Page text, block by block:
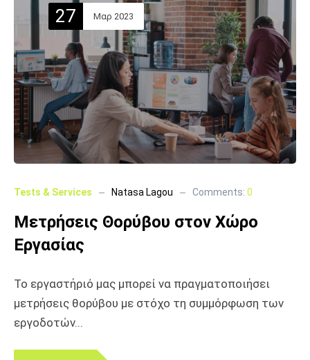
27 Μαρ 2023
Tests & Services Natasa Lagou Comments: 0
Μετρήσεις Θορύβου στον Χώρο
Εργασίας
Το εργαστήριό μας μπορεί να πραγματοποιήσει
μετρήσεις θορύβου με στόχο τη συμμόρφωση των
εργοδοτών...